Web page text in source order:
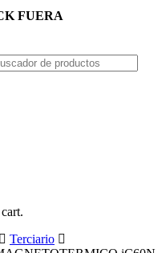
FUERA
Terciario